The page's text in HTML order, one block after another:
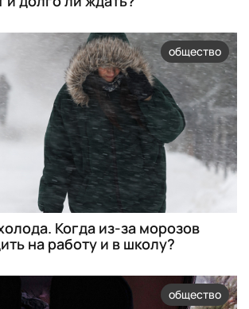
общество
Когда из-за морозов
на работу и в школу?
общество